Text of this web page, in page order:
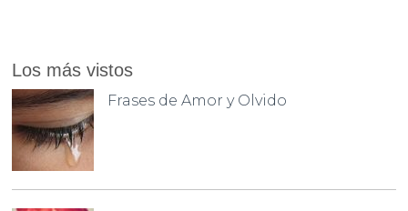
Los más vistos
Frases de Amor y Olvido